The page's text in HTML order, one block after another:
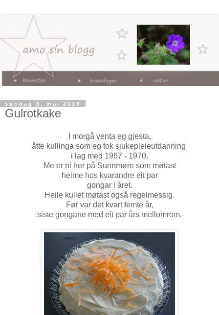
søndag 8. mai 2016
Gulrotkake
I morgå venta eg gjesta,
åtte kullinga som eg tok sjukepleieutdanning
i lag med 1967 - 1970.
Me er ni her på Sunnmøre som møtast
heime hos kvarandre eit par
gongar i året.
Heile kullet møtast også regelmessig.
Før var det kvart femte år,
siste gongane med eit par års mellomrom.